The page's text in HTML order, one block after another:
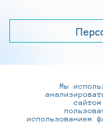
+7 (495)
127273, г.
Мы
использованием